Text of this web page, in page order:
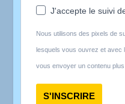
J'accepte le suivi
Nous utilisons des pixels de
lesquels vous ouvrez et
vous envoyer un contenu
S'INSCRIRE